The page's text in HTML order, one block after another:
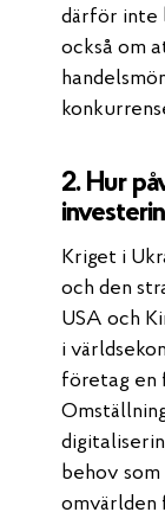
därför inte
också om
2. Hur
Kriget i
och den
USA och
i
företag en
behov
omvärlden